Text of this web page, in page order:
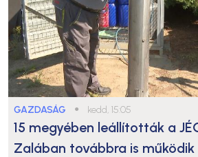
GAZDASÁG ● kedd, 15:05
15 megyében leállították a
Zalában továbbra is működik